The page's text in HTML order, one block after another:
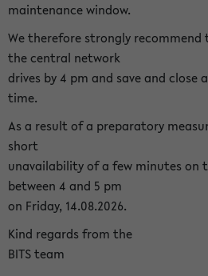
maintenance window.
We therefore strongly
the central network
drives by 4 pm and save and close
time.
As a result of a preparatory
short
unavailability of a few minutes on
between 4 and 5 pm
on Friday, 14.08.2026.
Kind regards from the
BITS team